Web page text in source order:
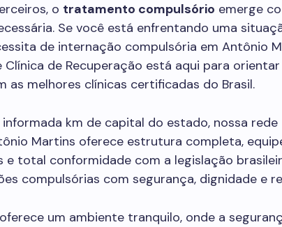
o tratamento compulsório emerge
Se você está enfrentando uma
de internação compulsória em Antônio
Clínica de Recuperação está aqui para
as melhores clínicas certificadas do Brasil.
informada km de capital do estado, nossa rede
Martins oferece estrutura completa,
e total conformidade com a legislação
compulsórias com segurança, dignidade e
um ambiente tranquilo, onde a